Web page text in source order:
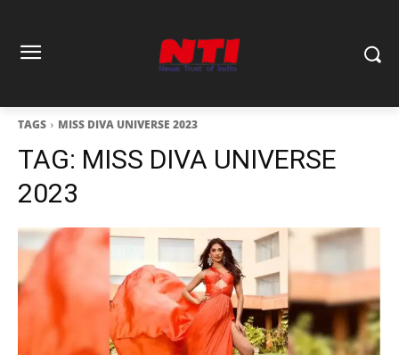
TAGS MISS DIVA UNIVERSE 2023
TAG: MISS DIVA UNIVERSE
2023